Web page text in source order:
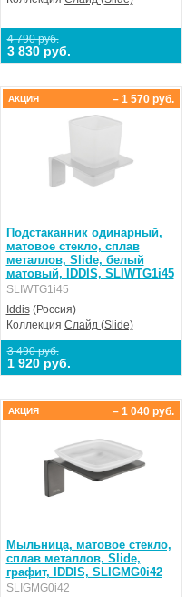
4 790 руб.
3 830 руб.
Подстаканник одинарный,
матовое стекло, сплав
металлов, Slide, белый
матовый, IDDIS, SLIWTG1i45
SLIWTG1i45
Iddis(Россия)
Коллекция Слайд (Slide)
3 490 руб.
1 920 руб.
– 1 570 руб.
АКЦИЯ
Мыльница, матовое стекло,
сплав металлов, Slide,
графит, IDDIS, SLIGMG0i42
SLIGMG0i42
– 1 040 руб.
АКЦИЯ